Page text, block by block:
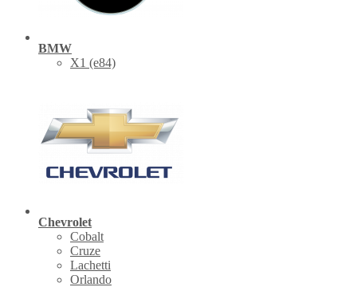
BMW
X1 (е84)
Chevrolet
Cobalt
Cruze
Lachetti
Orlando